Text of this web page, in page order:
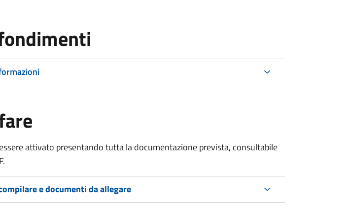
attivato presentando tutta la documentazione prevista, consultabile
e documenti da allegare